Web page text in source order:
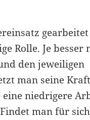
Rolle. Je besser
den jeweiligen
man seine
niedrigere
man für